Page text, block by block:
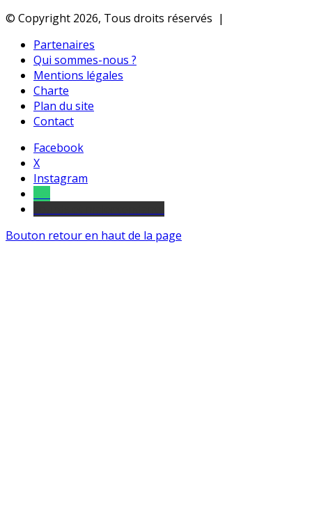
© Copyright 2026, Tous droits réservés |
Partenaires
Qui sommes-nous ?
Mentions légales
Charte
Plan du site
Contact
Facebook
X
Instagram
Bouton retour en haut de la page